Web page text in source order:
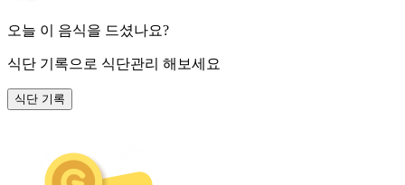
오늘 이 음식을 드셨나요?
식단 기록으로 식단관리 해보세요
식단 기록